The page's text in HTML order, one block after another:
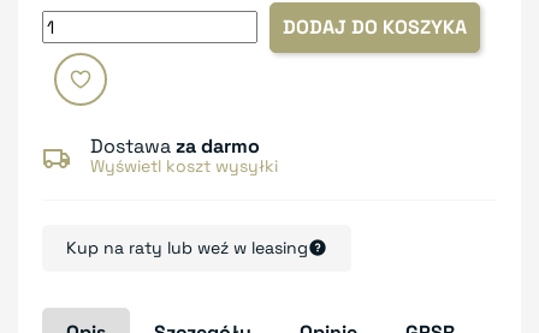
DODAJ DO KOSZYKA
Dostawaza darmo
Wyświetl koszt wysyłki
Kup na raty lub weź w leasing